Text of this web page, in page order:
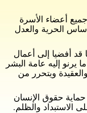
أعضاء الأسرة
أساس الحرية والعدل
قد أفضيا إلى أعمال
يرنو إليه عامة البشر
ويتحرر من
حقوق الإنسان
الاستبداد والظلم.